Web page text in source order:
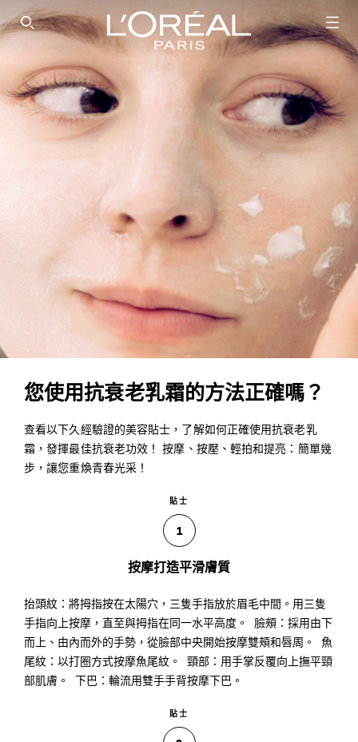
SEARCH THIS SITE
您使用抗衰老乳霜的方法正確嗎？
查看以下久經驗證的美容貼士，了解如何正確使用抗衰老乳
霜，發揮最佳抗衰老功效！ 按摩、按壓、輕拍和提亮：簡單幾
步，讓您重煥青春光采！
貼士
1
按摩打造平滑膚質
抬頭紋：將拇指按在太陽穴，三隻手指放於眉毛中間。用三隻
手指向上按摩，直至與拇指在同一水平高度。 臉頰：採用由下
而上、由內而外的手勢，從臉部中央開始按摩雙頰和唇周。 魚
尾紋：以打圈方式按摩魚尾紋。 頸部：用手掌反覆向上撫平頸
部肌膚。 下巴：輪流用雙手手背按摩下巴。
貼士